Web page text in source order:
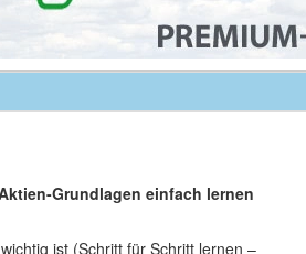
Grundlagen einfach lernen
ist (Schritt für Schritt lernen –